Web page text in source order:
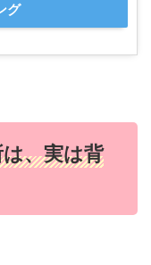
グ
、実は背